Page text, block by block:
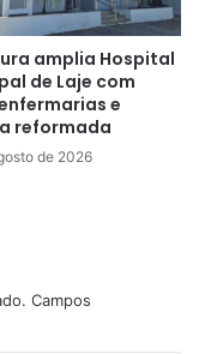
amplia Hospital
de Laje com
e
reformada
de 2026
Campos